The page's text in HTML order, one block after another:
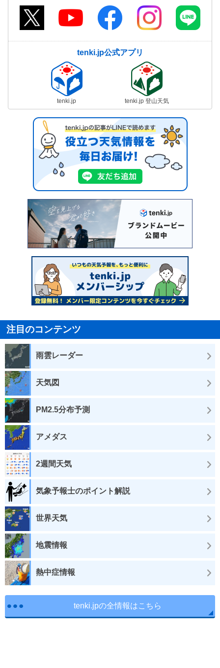
tenki.jp公式アプリ
tenki.jp tenki.jp 登山天気
注目のコンテンツ
雨雲レーダー
天気図
PM2.5分布予測
アメダス
2週間天気
気象予報士のポイント解説
世界天気
地震情報
熱中症情報
tenki.jpの全情報はこちら